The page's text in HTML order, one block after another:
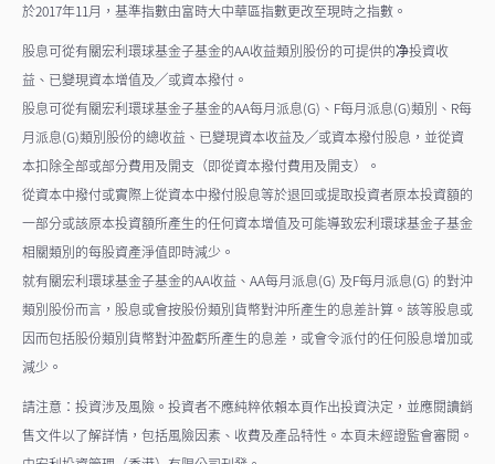
於2017年11月，基準指數由富時大中華區指數更改至現時之指數。
股息可從有關宏利環球基金子基金的AA收益類別股份的可提供的净投資收
益、已變現資本增值及╱或資本撥付。
股息可從有關宏利環球基金子基金的AA每月派息(G)、F每月派息(G)類別、R每
月派息(G)類別股份的總收益、已變現資本收益及╱或資本撥付股息，並從資
本扣除全部或部分費用及開支（即從資本撥付費用及開支）。
從資本中撥付或實際上從資本中撥付股息等於退回或提取投資者原本投資額的
一部分或該原本投資額所產生的任何資本增值及可能導致宏利環球基金子基金
相關類別的每股資產淨值即時減少。
就有關宏利環球基金子基金的AA收益、AA每月派息(G) 及F每月派息(G) 的對沖
類別股份而言，股息或會按股份類別貨幣對沖所產生的息差計算。該等股息或
因而包括股份類別貨幣對沖盈虧所產生的息差，或會令派付的任何股息增加或
減少。
請注意：投資涉及風險。投資者不應純粹依賴本頁作出投資決定，並應閱讀銷
售文件以了解詳情，包括風險因素、收費及產品特性。本頁未經證監會審閱。